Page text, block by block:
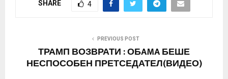
SHARE 4
PREVIOUS POST
ТРАМП ВОЗВРАТИ : ОБAMA БЕШЕ
НЕСПОСОБЕН ПРЕТСЕДАТЕЛ(ВИДЕО)